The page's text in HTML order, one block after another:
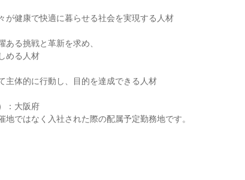
が健康で快適に暮らせる社会を実現する人材
る挑戦と革新を求め、
める人材
主体的に行動し、目的を達成できる人材
：大阪府
ではなく入社された際の配属予定勤務地です。